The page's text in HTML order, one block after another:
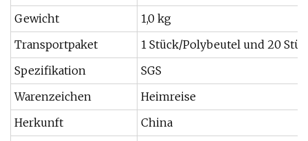
Gewicht
1,0 kg
Transportpaket
1 Stück/Polybeutel und 20
Spezifikation
SGS
Warenzeichen
Heimreise
Herkunft
China